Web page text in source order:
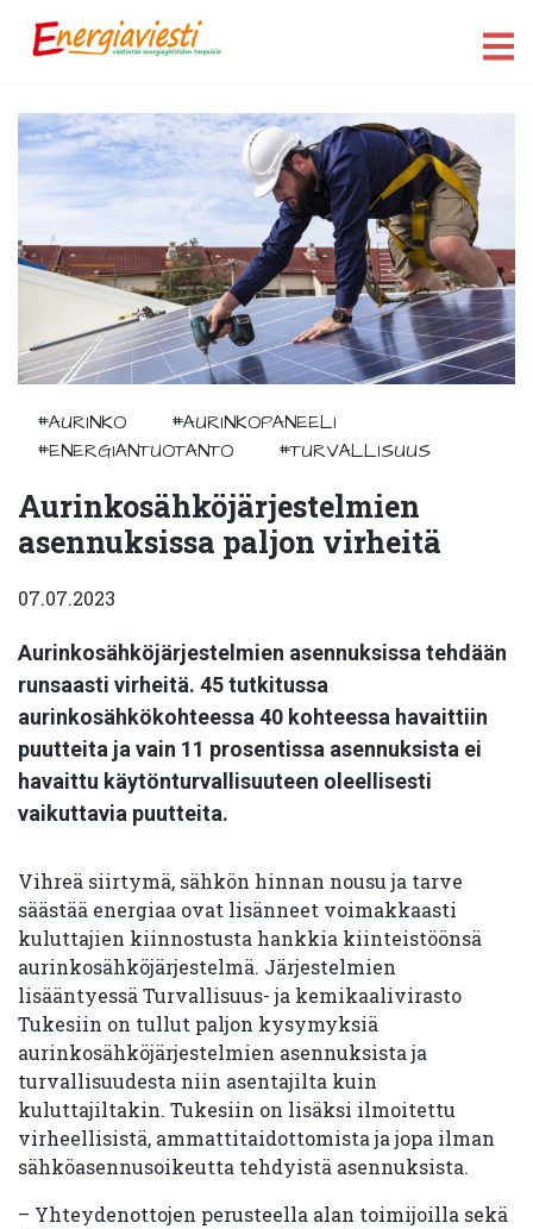
#AURINKO
#AURINKOPANEELI
#ENERGIANTUOTANTO
#TURVALLISUUS
Aurinkosähköjärjestelmien
asennuksissa paljon virheitä
07.07.2023
Aurinkosähköjärjestelmien asennuksissa tehdään
runsaasti virheitä. 45 tutkitussa
aurinkosähkökohteessa 40 kohteessa havaittiin
puutteita ja vain 11 prosentissa asennuksista ei
havaittu käytönturvallisuuteen oleellisesti
vaikuttavia puutteita.
Vihreä siirtymä, sähkön hinnan nousu ja tarve
säästää energiaa ovat lisänneet voimakkaasti
kuluttajien kiinnostusta hankkia kiinteistöönsä
aurinkosähköjärjestelmä. Järjestelmien
lisääntyessä Turvallisuus- ja kemikaalivirasto
Tukesiin on tullut paljon kysymyksiä
aurinkosähköjärjestelmien asennuksista ja
turvallisuudesta niin asentajilta kuin
kuluttajiltakin. Tukesiin on lisäksi ilmoitettu
virheellisistä, ammattitaidottomista ja jopa ilman
sähköasennusoikeutta tehdyistä asennuksista.
– Yhteydenottojen perusteella alan toimijoilla sekä